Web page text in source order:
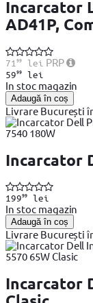
Incarcator
AD41P,
71 99lei PRP
5999lei
In stoc magazin
Adaugă în coș
Livrare București
Incarcator
19999lei
In stoc magazin
Adaugă în coș
Livrare București
Incarcator